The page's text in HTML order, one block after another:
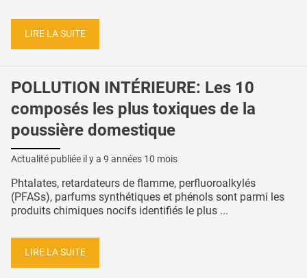
LIRE LA SUITE
POLLUTION INTÉRIEURE: Les 10
composés les plus toxiques de la
poussière domestique
Actualité publiée il y a 9 années 10 mois
Phtalates, retardateurs de flamme, perfluoroalkylés
(PFASs), parfums synthétiques et phénols sont parmi les
produits chimiques nocifs identifiés le plus ...
LIRE LA SUITE